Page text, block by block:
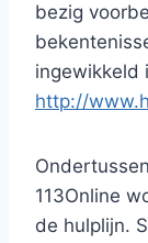
bezig
ingewikkeld
http://
113Online
de hulplijn.